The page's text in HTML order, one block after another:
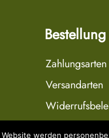
Zahlungsarten
Versandarten
werden